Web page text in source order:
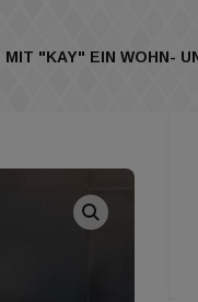
"KAY" EIN WOHN-